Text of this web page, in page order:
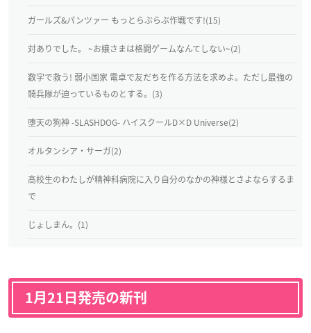
ガールズ&パンツァー もっとらぶらぶ作戦です!(15)
対ありでした。 ~お嬢さまは格闘ゲームなんてしない~(2)
数字で救う! 弱小国家 電卓で友だちを作る方法を求めよ。ただし最強の
騎兵隊が迫っているものとする。(3)
堕天の狗神 -SLASHDOG- ハイスクールD×D Universe(2)
オルタンシア・サーガ(2)
高校生のわたしが精神科病院に入り自分のなかの神様とさよならするま
で
じょしまん。(1)
1月21日発売の新刊